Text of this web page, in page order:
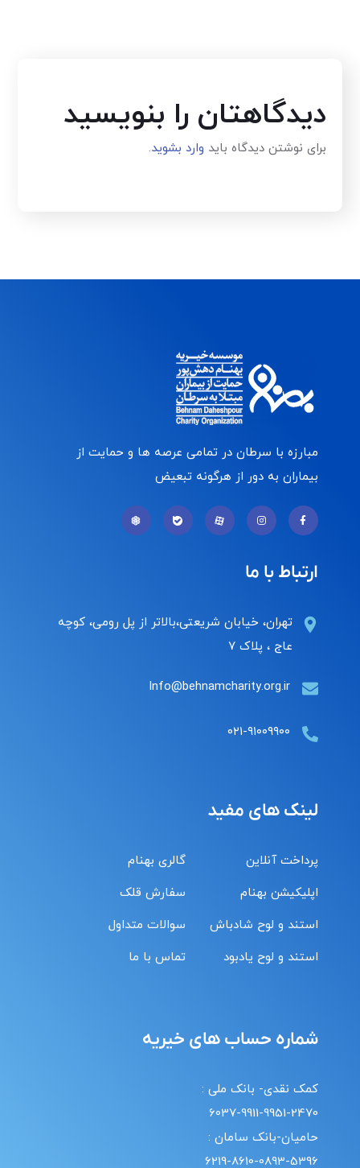
دیدگاهتان را بنویسید
برای نوشتن دیدگاه باید وارد بشوید.
مبارزه با سرطان در تمامی عرصه ها و حمایت از
بیماران به دور از هرگونه تبعیض
ارتباط با ما
تهران، خیابان شریعتی،بالاتر از پل رومی، کوچه
عاج ، پلاک ۷
Info@behnamcharity.org.ir
۰۲۱-۹۱۰۰۹۹۰۰
لینک های مفید
پرداخت آنلاین
اپلیکیشن بهنام
استند و لوح شادباش
استند و لوح یادبود
گالری بهنام
سفارش قلک
سوالات متداول
تماس با ما
شماره حساب های خیریه
کمک نقدی- بانک ملی :
6037-9911-9951-2470
حامیان-بانک سامان :
6219-8610-0893-5396